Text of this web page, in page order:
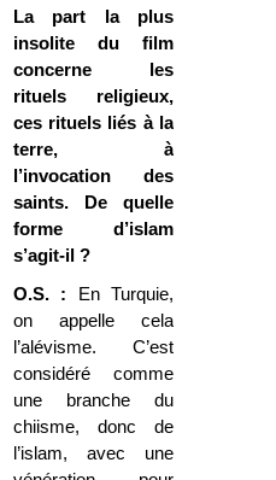
La part la plus
insolite du film
concerne les
rituels religieux,
ces rituels liés à la
terre, à
l’invocation des
saints. De quelle
forme d’islam
s’agit-il ?
O.S. : En Turquie,
on appelle cela
l’alévisme. C’est
considéré comme
une branche du
chiisme, donc de
l’islam, avec une